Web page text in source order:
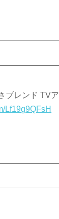
ブレンド TVア
Lf19g9QFsH